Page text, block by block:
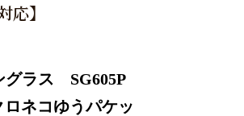
】
グラス SG605P
ネコゆうパケッ